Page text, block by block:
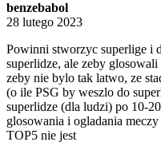
benzebabol
28 lutego 2023
Powinni stworzyc superlige i
superlidze, ale zeby
zeby nie bylo tak latwo, ze
(o ile PSG by weszlo do
superlidze (dla ludzi) po 10-
glosowania i ogladania
TOP5 nie jest